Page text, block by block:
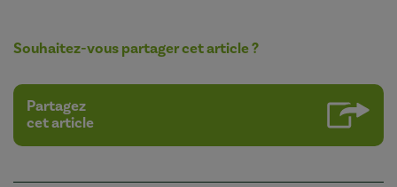
Souhaitez-vous partager cet article ?
Partagez
cet article